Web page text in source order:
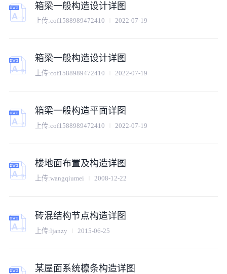
箱梁一般构造设计详图
上传:cof1588989472410 2022-07-19
箱梁一般构造设计详图
上传:cof1588989472410 2022-07-19
箱梁一般构造平面详图
上传:cof1588989472410 2022-07-19
楼地面布置及构造详图
上传:wangqiumei 2008-12-22
砖混结构节点构造详图
上传:ljanzy 2015-06-25
某屋面系统檩条构造详图